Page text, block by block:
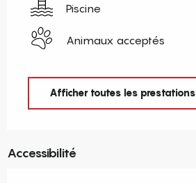
Piscine
Animaux acceptés
Afficher toutes les prestations
Accessibilité